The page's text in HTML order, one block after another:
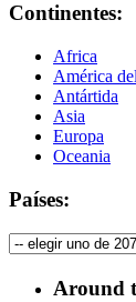
Continentes:
Africa
América
Antártida
Asia
Europa
Oceania
Países:
Around